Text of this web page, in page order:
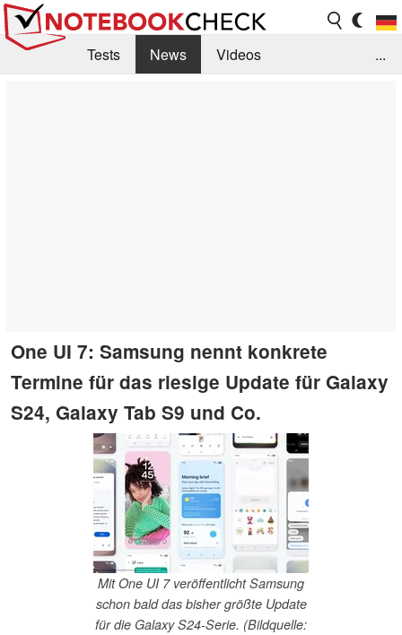
Tests News
Videos
...
One UI 7: Samsung nennt konkrete
Termine für das riesige Update für Galaxy
S24, Galaxy Tab S9 und Co.
Mit One UI 7 veröffentlicht Samsung
schon bald das bisher größte Update
für die Galaxy S24-Serie. (Bildquelle: